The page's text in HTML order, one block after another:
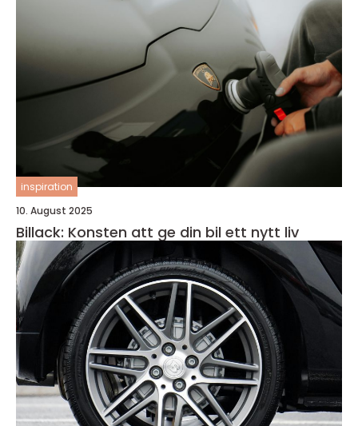
inspiration
10. August 2025
Billack: Konsten att ge din bil ett nytt liv